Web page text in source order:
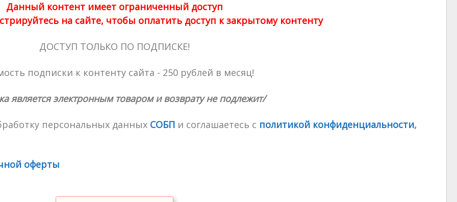
Данный контент имеет ограниченный доступ
на сайте, чтобы оплатить доступ к закрытому контенту
ДОСТУП ТОЛЬКО ПО ПОДПИСКЕ!
подписки к контенту сайта - 250 рублей в месяц!
является электронным товаром и возврату не подлежит/
персональных данных СОБП и соглашаетесь с политикой конфиденциальности,
оферты